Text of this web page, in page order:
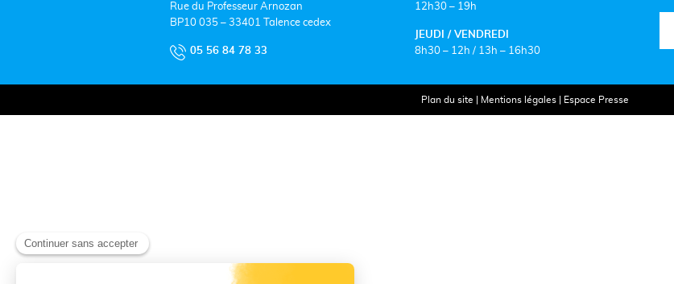
Rue du Professeur Arnozan
BP10 035 – 33401 Talence cedex
05 56 84 78 33
12h30 – 19h
JEUDI / VENDREDI
8h30 – 12h / 13h – 16h30
Plan du site Mentions légales Espace Presse